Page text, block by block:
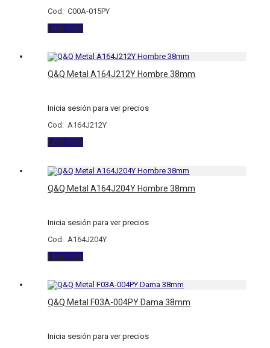
Cod: C00A-015PY
Leer más
Q&Q Metal A164J212Y Hombre 38mm
Inicia sesión para ver precios
Cod: A164J212Y
Leer más
Q&Q Metal A164J204Y Hombre 38mm
Inicia sesión para ver precios
Cod: A164J204Y
Leer más
Q&Q Metal F03A-004PY Dama 38mm
Inicia sesión para ver precios